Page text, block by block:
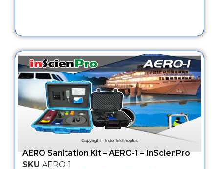
AERO Sanitation Kit – AERO-1 – InScienPro
SKU AERO-1